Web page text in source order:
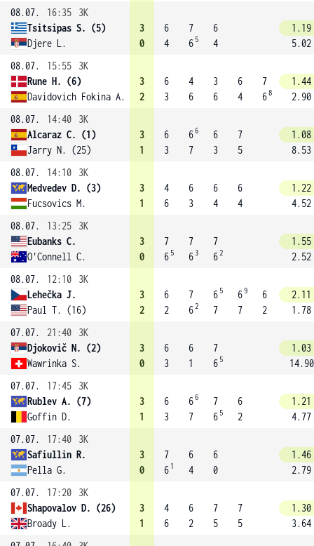
08.07.
16:35
3K
Tsitsipas S. (5)
Djere L.
3
0
6
4
7
6 5
6
4
1.19
5.02
08.07.
15:55
3K
Rune H. (6)
Davidovich Fokina A. (31)
3
2
6
3
4
6
3
6
6
4
7
68
1.44
2.90
08.07.
14:40
3K
Alcaraz C. (1)
Jarry N. (25)
3
1
6
3
66
7
6
3
7
5
1.08
8.53
08.07.
14:10
3K
Medvedev D. (3)
Fucsovics M.
3
1
4
6
6
3
6
4
6
4
1.22
4.52
08.07.
13:25
3K
Eubanks C.
O'Connell C.
3
0
7
6 5
7
6 3
7
62
1.55
2.52
08.07.
12:10
3K
Lehečka J.
Paul T. (16)
3
2
6
2
7
62
6 5
7
69
7
6
2
2.11
1.78
07.07.
21:40
3K
Djokovič N. (2)
Wawrinka S.
3
0
6
3
6
1
7
6 5
1.03
14.90
07.07.
17:45
3K
Rublev A. (7)
Goffin D.
3
1
6
3
66
7
7
6 5
6
2
1.21
4.77
07.07.
17:40
3K
Safiullin R.
Pella G.
3
0
7
6 1
6
4
6
0
1.46
2.79
07.07.
17:20
3K
Shapovalov D. (26)
Broady L.
3
1
4
6
6
2
7
5
7
5
1.30
3.64